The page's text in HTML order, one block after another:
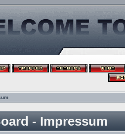
- Impressum